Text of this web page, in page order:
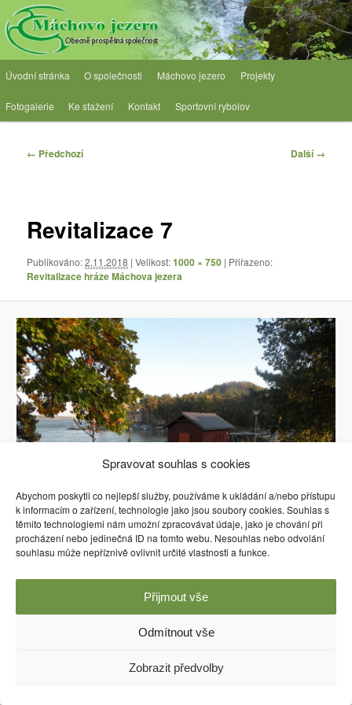
Spravovat souhlas s cookies
Abychom poskytli co nejlepší služby, používáme k ukládání a/nebo přístupu
k informacím o zařízení, technologie jako jsou soubory cookies. Souhlas s
těmito technologiemi nám umožní zpracovávat údaje, jako je chování při
procházení nebo jedinečná ID na tomto webu. Nesouhlas nebo odvolání
souhlasu může nepříznivě ovlivnit určité vlastnosti a funkce.
Přijmout vše
Odmítnout vše
Zobrazit předvolby
Přejít
k
hlavnímu
obsahu
webu OPS Máchovo jezero
Obecně prospěšná společnost
Hlavní
menu
Úvodní stránka O společnosti Máchovo jezero Projekty
Fotogalerie Ke stažení Kontakt Sportovní rybolov
Navigace
← Předchozí Další →
Revitalizace 7
Publikováno:2.11.2018 | Velikost:1000 × 750 | Přiřazeno:
Revitalizace hráze Máchova jezera